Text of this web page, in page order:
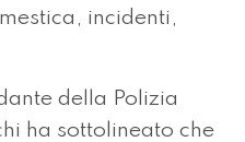
incidenti,
della Polizia
ha sottolineato che